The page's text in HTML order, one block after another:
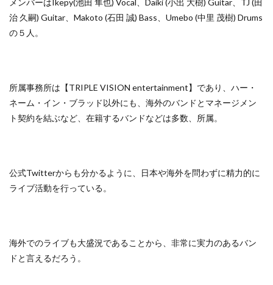
メンバーはIkepy(池田 隼也) Vocal、Daiki (小出 大樹) Guitar、TJ (田
治 久嗣) Guitar、Makoto (石田 誠) Bass、Umebo (中里 茂樹) Drums
の５人。
所属事務所は【TRIPLE VISION entertainment】であり、ハー・
ネーム・イン・ブラッド以外にも、海外のバンドとマネージメン
ト契約を結ぶなど、在籍するバンドなどは多数、所属。
公式Twitterからも分かるように、日本や海外を問わずに精力的に
ライブ活動を行っている。
海外でのライブも大盛況であることから、非常に実力のあるバン
ドと言えるだろう。